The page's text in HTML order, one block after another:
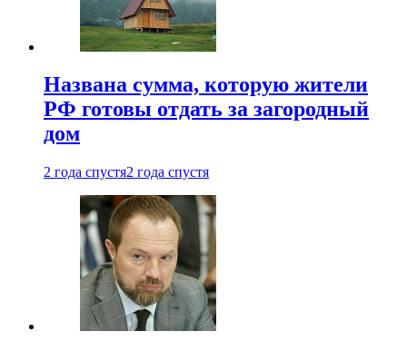
Названа сумма, которую жители
РФ готовы отдать за загородный
дом
2 года спустя2 года спустя